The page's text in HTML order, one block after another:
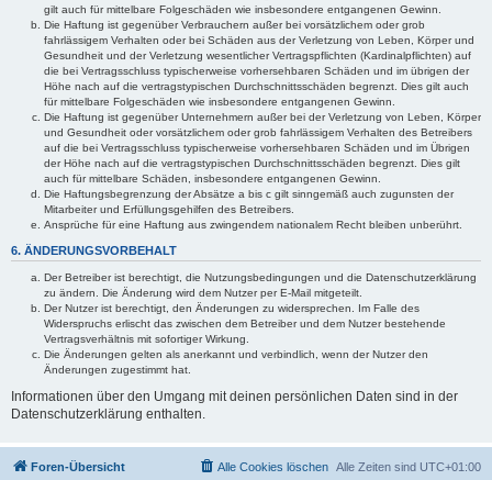
gilt auch für mittelbare Folgeschäden wie insbesondere entgangenen Gewinn.
Die Haftung ist gegenüber Verbrauchern außer bei vorsätzlichem oder grob
fahrlässigem Verhalten oder bei Schäden aus der Verletzung von Leben, Körper und
Gesundheit und der Verletzung wesentlicher Vertragspflichten (Kardinalpflichten) auf
die bei Vertragsschluss typischerweise vorhersehbaren Schäden und im übrigen der
Höhe nach auf die vertragstypischen Durchschnittsschäden begrenzt. Dies gilt auch
für mittelbare Folgeschäden wie insbesondere entgangenen Gewinn.
Die Haftung ist gegenüber Unternehmern außer bei der Verletzung von Leben, Körper
und Gesundheit oder vorsätzlichem oder grob fahrlässigem Verhalten des Betreibers
auf die bei Vertragsschluss typischerweise vorhersehbaren Schäden und im Übrigen
der Höhe nach auf die vertragstypischen Durchschnittsschäden begrenzt. Dies gilt
auch für mittelbare Schäden, insbesondere entgangenen Gewinn.
Die Haftungsbegrenzung der Absätze a bis c gilt sinngemäß auch zugunsten der
Mitarbeiter und Erfüllungsgehilfen des Betreibers.
Ansprüche für eine Haftung aus zwingendem nationalem Recht bleiben unberührt.
6. ÄNDERUNGSVORBEHALT
Der Betreiber ist berechtigt, die Nutzungsbedingungen und die Datenschutzerklärung
zu ändern. Die Änderung wird dem Nutzer per E-Mail mitgeteilt.
Der Nutzer ist berechtigt, den Änderungen zu widersprechen. Im Falle des
Widerspruchs erlischt das zwischen dem Betreiber und dem Nutzer bestehende
Vertragsverhältnis mit sofortiger Wirkung.
Die Änderungen gelten als anerkannt und verbindlich, wenn der Nutzer den
Änderungen zugestimmt hat.
Informationen über den Umgang mit deinen persönlichen Daten sind in der
Datenschutzerklärung enthalten.
Foren-Übersicht Alle Zeiten sind UTC+01:00
Alle Cookies löschen